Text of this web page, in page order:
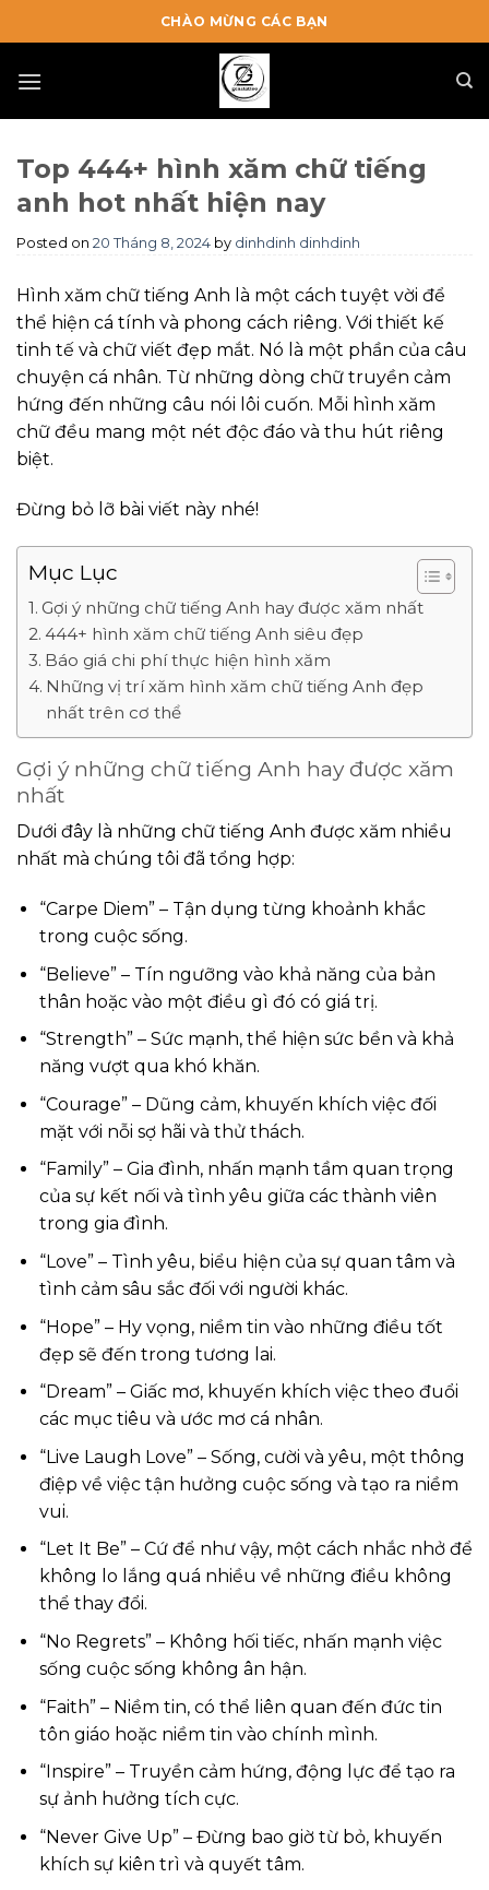
to
CHÀO MỪNG CÁC BẠN
Top 444+ hình xăm chữ tiếng
anh hot nhất hiện nay
Posted on 20 Tháng 8, 2024 by dinhdinh dinhdinh
Hình xăm chữ tiếng Anh là một cách tuyệt vời để
thể hiện cá tính và phong cách riêng. Với thiết kế
tinh tế và chữ viết đẹp mắt. Nó là một phần của câu
chuyện cá nhân. Từ những dòng chữ truyền cảm
hứng đến những câu nói lôi cuốn. Mỗi hình xăm
chữ đều mang một nét độc đáo và thu hút riêng
biệt.
Đừng bỏ lỡ bài viết này nhé!
Mục Lục
Gợi ý những chữ tiếng Anh hay được xăm nhất
444+ hình xăm chữ tiếng Anh siêu đẹp
Báo giá chi phí thực hiện hình xăm
Những vị trí xăm hình xăm chữ tiếng Anh đẹp
nhất trên cơ thể
Gợi ý những chữ tiếng Anh hay được xăm
nhất
Dưới đây là những chữ tiếng Anh được xăm nhiều
nhất mà chúng tôi đã tổng hợp:
“Carpe Diem” – Tận dụng từng khoảnh khắc
trong cuộc sống.
“Believe” – Tín ngưỡng vào khả năng của bản
thân hoặc vào một điều gì đó có giá trị.
“Strength” – Sức mạnh, thể hiện sức bền và khả
năng vượt qua khó khăn.
“Courage” – Dũng cảm, khuyến khích việc đối
mặt với nỗi sợ hãi và thử thách.
“Family” – Gia đình, nhấn mạnh tầm quan trọng
của sự kết nối và tình yêu giữa các thành viên
trong gia đình.
“Love” – Tình yêu, biểu hiện của sự quan tâm và
tình cảm sâu sắc đối với người khác.
“Hope” – Hy vọng, niềm tin vào những điều tốt
đẹp sẽ đến trong tương lai.
“Dream” – Giấc mơ, khuyến khích việc theo đuổi
các mục tiêu và ước mơ cá nhân.
“Live Laugh Love” – Sống, cười và yêu, một thông
điệp về việc tận hưởng cuộc sống và tạo ra niềm
vui.
“Let It Be” – Cứ để như vậy, một cách nhắc nhở để
không lo lắng quá nhiều về những điều không
thể thay đổi.
“No Regrets” – Không hối tiếc, nhấn mạnh việc
sống cuộc sống không ân hận.
“Faith” – Niềm tin, có thể liên quan đến đức tin
tôn giáo hoặc niềm tin vào chính mình.
“Inspire” – Truyền cảm hứng, động lực để tạo ra
sự ảnh hưởng tích cực.
“Never Give Up” – Đừng bao giờ từ bỏ, khuyến
khích sự kiên trì và quyết tâm.